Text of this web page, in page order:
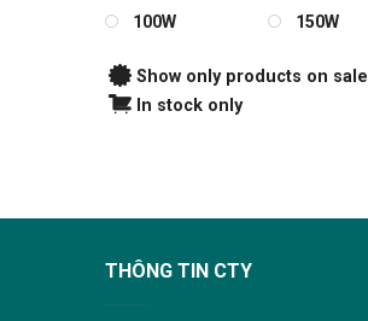
100W
150W
Show only products on sale
In stock only
THÔNG TIN CTY